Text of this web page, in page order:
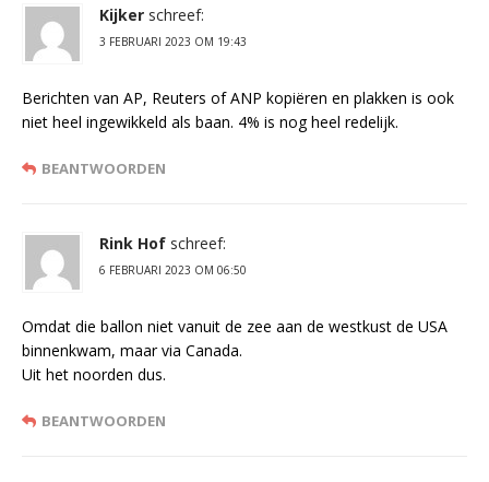
Kijker schreef:
3 FEBRUARI 2023 OM 19:43
Berichten van AP, Reuters of ANP kopiëren en plakken is ook
niet heel ingewikkeld als baan. 4% is nog heel redelijk.
BEANTWOORDEN
Rink Hof schreef:
6 FEBRUARI 2023 OM 06:50
Omdat die ballon niet vanuit de zee aan de westkust de USA
binnenkwam, maar via Canada.
Uit het noorden dus.
BEANTWOORDEN